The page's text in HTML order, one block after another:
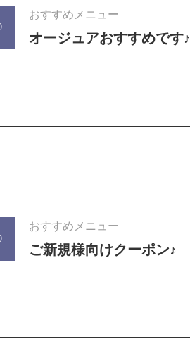
おすすめメニュー
オージュアおすすめです♪
おすすめメニュー
ご新規様向けクーポン♪